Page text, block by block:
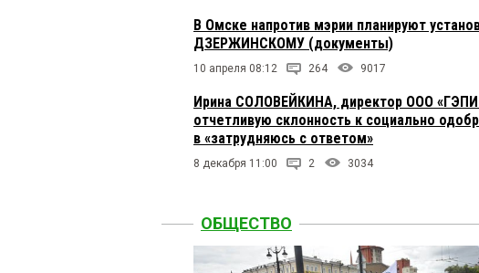
В Омске напротив мэрии планируют
ДЗЕРЖИНСКОМУ (документы)
10 апреля 08:12 264 9017
Ирина СОЛОВЕЙКИНА, директор ООО
отчетливую склонность к социально
в «затрудняюсь с ответом»
8 декабря 11:00 2 3034
ОБЩЕСТВО